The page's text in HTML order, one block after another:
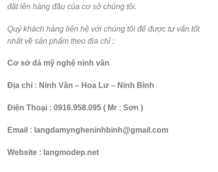
đặt lên hàng đầu của cơ sở chúng tôi.
Quý khách hàng liên hệ với chúng tôi để được tư vấn tốt
nhất về sản phẩm theo địa chỉ :
Cơ sở đá mỹ nghệ ninh vân
Địa chỉ : Ninh Vân – Hoa Lư – Ninh Bình
Điện Thoại : 0916.958.095 ( Mr : Sơn )
Email : langdamyngheninhbinh@gmail.com
Website : langmodep.net